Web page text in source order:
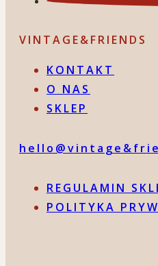
VINTAGE&FRIENDS
KONTAKT
O NAS
SKLEP
REGULAMIN
POLITYKA